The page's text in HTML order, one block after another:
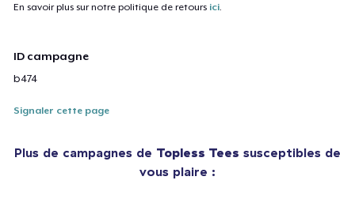
En savoir plus sur notre politique de retours ici
ID campagne
b474
Signaler cette page
Plus de campagnes de Topless Tees susceptibles de
vous plaire :